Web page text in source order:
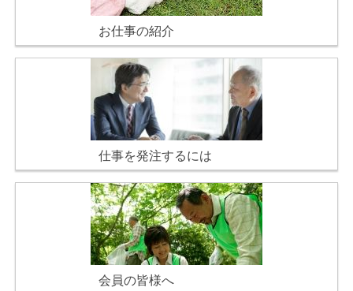
お仕事の紹介
仕事を発注するには
会員の皆様へ